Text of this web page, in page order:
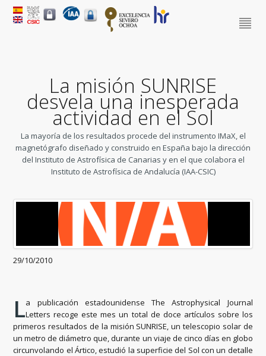
La misión SUNRISE
desvela una inesperada
actividad en el Sol
La mayoría de los resultados procede del instrumento IMaX, el
magnetógrafo diseñado y construido en España bajo la dirección
del Instituto de Astrofísica de Canarias y en el que colabora el
Instituto de Astrofísica de Andalucía (IAA-CSIC)
29/10/2010
La publicación estadounidense The Astrophysical Journal
Letters recoge este mes un total de doce artículos sobre los
primeros resultados de la misión SUNRISE, un telescopio solar de
un metro de diámetro que, durante un viaje de cinco días en globo
circunvolando el Ártico, estudió la superficie del Sol con un detalle